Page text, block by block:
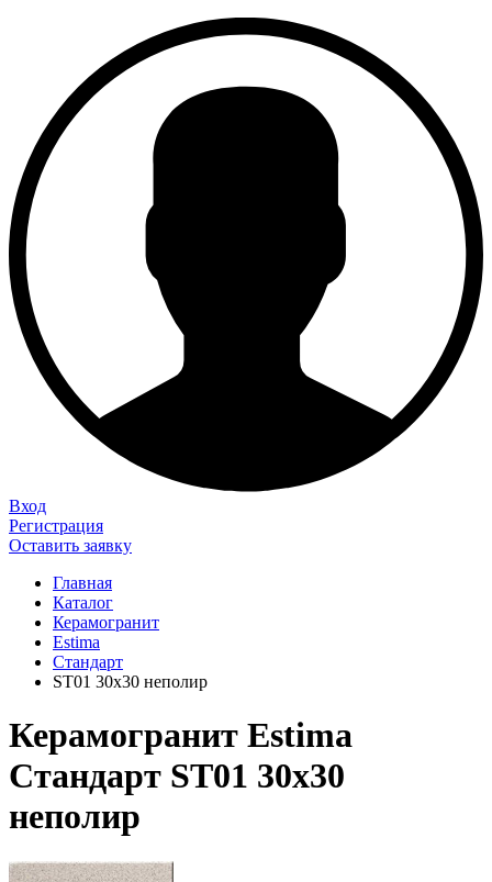
Вход
Регистрация
Оставить заявку
Главная
Каталог
Керамогранит
Estima
Стандарт
ST01 30х30 неполир
Керамогранит Estima
Стандарт ST01 30х30
неполир